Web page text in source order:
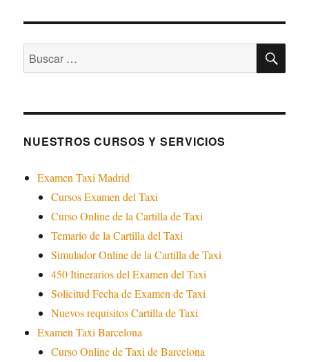
Buscar
por:
NUESTROS CURSOS Y SERVICIOS
Examen Taxi Madrid
Cursos Examen del Taxi
Curso Online de la Cartilla de Taxi
Temario de la Cartilla del Taxi
Simulador Online de la Cartilla de Taxi
450 Itinerarios del Examen del Taxi
Solicitud Fecha de Examen de Taxi
Nuevos requisitos Cartilla de Taxi
Examen Taxi Barcelona
Curso Online de Taxi de Barcelona